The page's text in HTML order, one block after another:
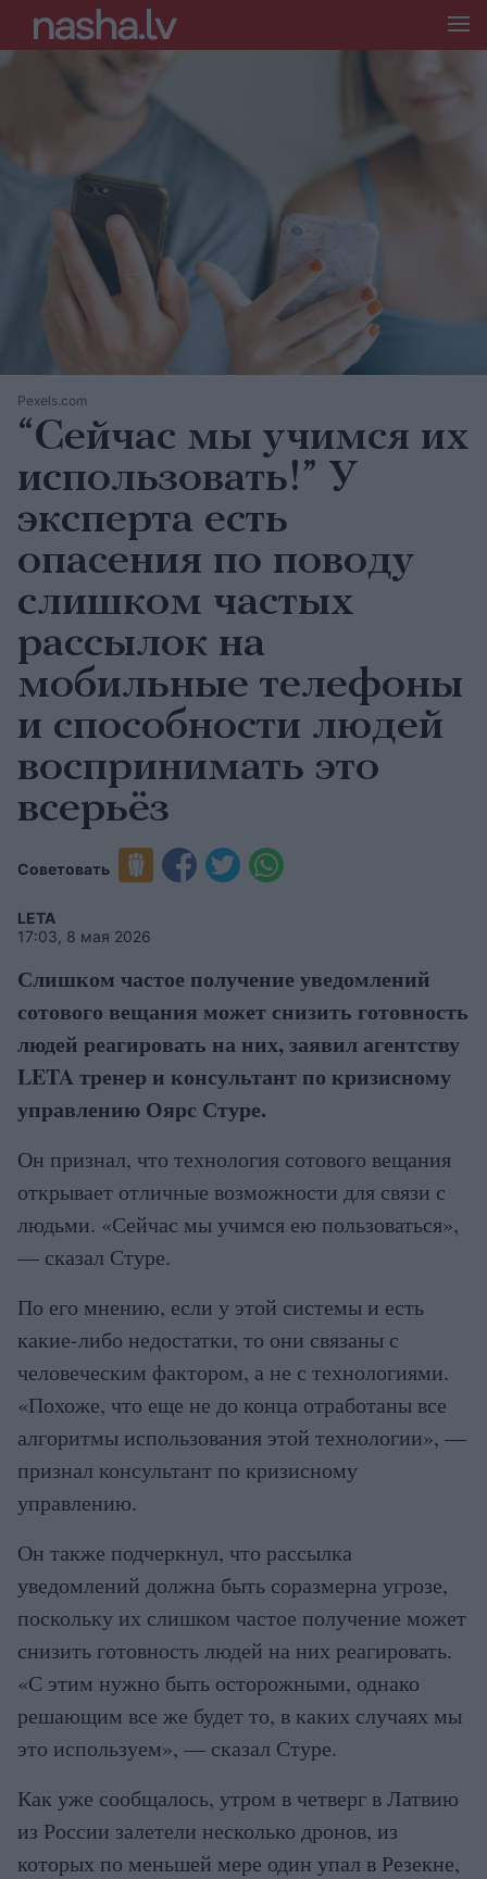
Pexels.com
“Сейчас мы учимся их
использовать!” У
эксперта есть
опасения по поводу
слишком частых
рассылок на
мобильные телефоны
и способности людей
воспринимать это
всерьёз
Советовать
LETA
17:03, 8 мая 2026
Слишком частое получение уведомлений
сотового вещания может снизить готовность
людей реагировать на них, заявил агентству
LETA тренер и консультант по кризисному
управлению Оярс Стуре.
Он признал, что технология сотового вещания
открывает отличные возможности для связи с
людьми. «Сейчас мы учимся ею пользоваться»,
— сказал Стуре.
По его мнению, если у этой системы и есть
какие-либо недостатки, то они связаны с
человеческим фактором, а не с технологиями.
«Похоже, что еще не до конца отработаны все
алгоритмы использования этой технологии», —
признал консультант по кризисному
управлению.
Он также подчеркнул, что рассылка
уведомлений должна быть соразмерна угрозе,
поскольку их слишком частое получение может
снизить готовность людей на них реагировать.
«С этим нужно быть осторожными, однако
решающим все же будет то, в каких случаях мы
это используем», — сказал Стуре.
Как уже сообщалось, утром в четверг в Латвию
из России залетели несколько дронов, из
которых по меньшей мере один упал в Резекне,